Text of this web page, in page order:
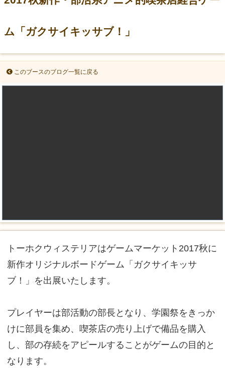
ム「ガクサイキッサブ！」
このブースのブログ一覧に戻る
トーホクウィステリアはゲームマーケット2017秋に
新作オリジナルボードゲーム「ガクサイキッサ
ブ！」を出展いたします。
プレイヤーは部活動の部長となり、学園祭をきっか
けに部員を集め、喫茶店の売り上げで備品を購入
し、部の存続をアピールすることがゲームの目的と
なります。